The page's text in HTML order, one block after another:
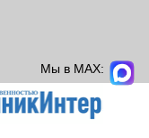
Мы в MAX: